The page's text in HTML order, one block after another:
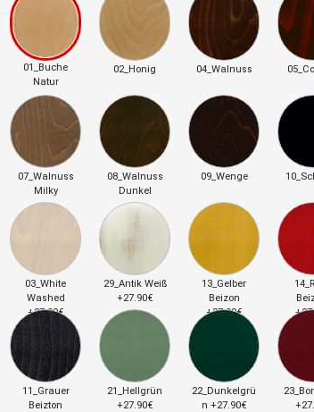
01_Buche
Natur
02_Honig 04_Walnuss
07_Walnuss
Milky
08_Walnuss
Dunkel
09_Wenge
03_White
Washed
+27.90€
29_Antik Weiß
+27.90€
13_Gelber
Beizon
+27.90€
11_Grauer
Beizton
21_Hellgrün
+27.90€
22_Dunkelgrü
n +27.90€